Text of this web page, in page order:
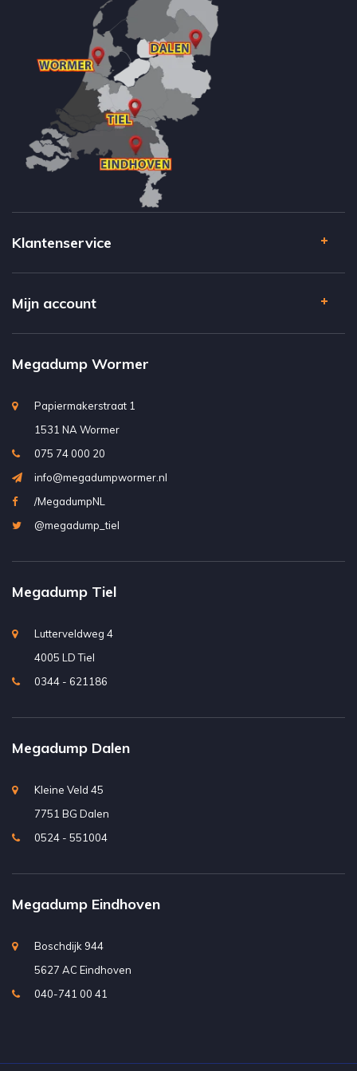
kiezen nog een hele opgave. We helpen u daar graag bij.
Klantenservice
Mijn account
Megadump Wormer
Papiermakerstraat 1
1531 NA Wormer
075 74 000 20
info@megadumpwormer.nl
/MegadumpNL
@megadump_tiel
Megadump Tiel
Lutterveldweg 4
4005 LD Tiel
0344 - 621186
Megadump Dalen
Kleine Veld 45
7751 BG Dalen
0524 - 551004
Megadump Eindhoven
Boschdijk 944
5627 AC Eindhoven
040-741 00 41